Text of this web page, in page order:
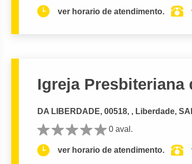
ver horario de atendimento.
Igreja Presbiteriana
DA LIBERDADE, 00518, , Liberdade,
0 aval.
ver horario de atendimento.